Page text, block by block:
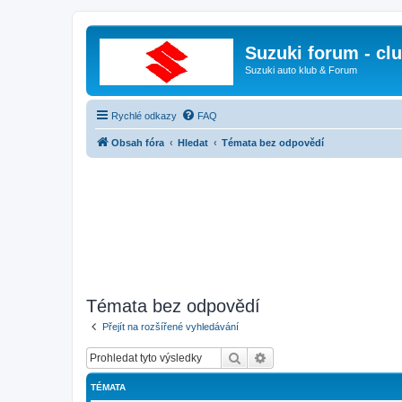
Suzuki forum -
Suzuki auto klub & Forum
Rychlé odkazy FAQ
Obsah fóra Hledat Témata bez odpovědí
Témata bez odpovědí
Přejít na rozšířené vyhledávání
Hledat
TÉMATA